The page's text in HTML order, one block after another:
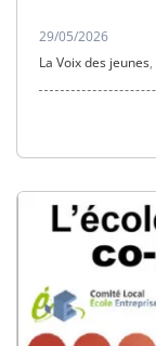
29/05/2026
La Voix des jeunes,